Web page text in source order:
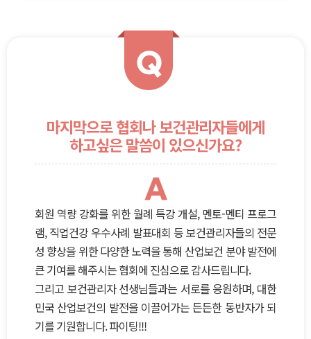
Q
마지막으로 협회나 보건관리자들에게
하고싶은 말씀이 있으신가요?
A
회원 역량 강화를 위한 월례 특강 개설, 멘토-멘티 프로그
램, 직업건강 우수사례 발표대회 등 보건관리자들의 전문
성 향상을 위한 다양한 노력을 통해 산업보건 분야 발전에
큰 기여를 해주시는 협회에 진심으로 감사드립니다.
그리고 보건관리자 선생님들과는 서로를 응원하며, 대한
민국 산업보건의 발전을 이끌어가는 든든한 동반자가 되
기를 기원합니다. 파이팅!!!